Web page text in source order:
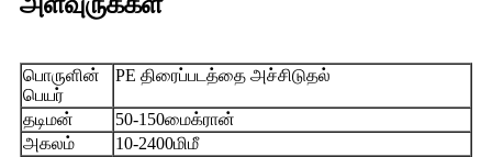
பொருளின்
பெயர்
PE திரைப்படத்தை அச்சிடுதல்
தடிமன்
50-150மைக்ரான்
அகலம்
10-2400மிமீ